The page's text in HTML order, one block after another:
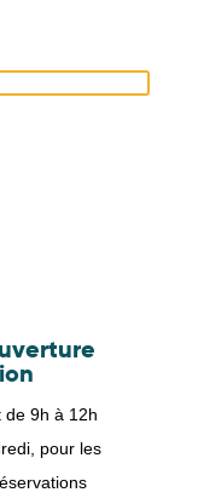
de 9h à 12h
pour les